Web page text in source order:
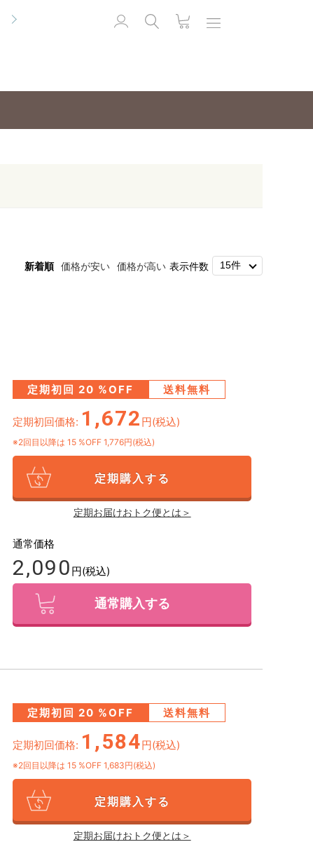
新着順 価格が安い 価格が高い 表示件数
定期初回 20 %OFF 送料無料
定期初回価格: 1,672 円(税込)
※2回目以降は 15 %OFF 1,776円(税込)
定期購入する
定期お届けおトク便とは＞
通常価格
2,090 円(税込)
通常購入する
定期初回 20 %OFF 送料無料
定期初回価格: 1,584円(税込)
※2回目以降は 15 %OFF 1,683円(税込)
定期購入する
定期お届けおトク便とは＞